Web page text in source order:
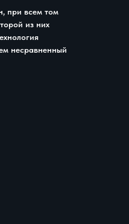
при всем том
из них
неcравненный